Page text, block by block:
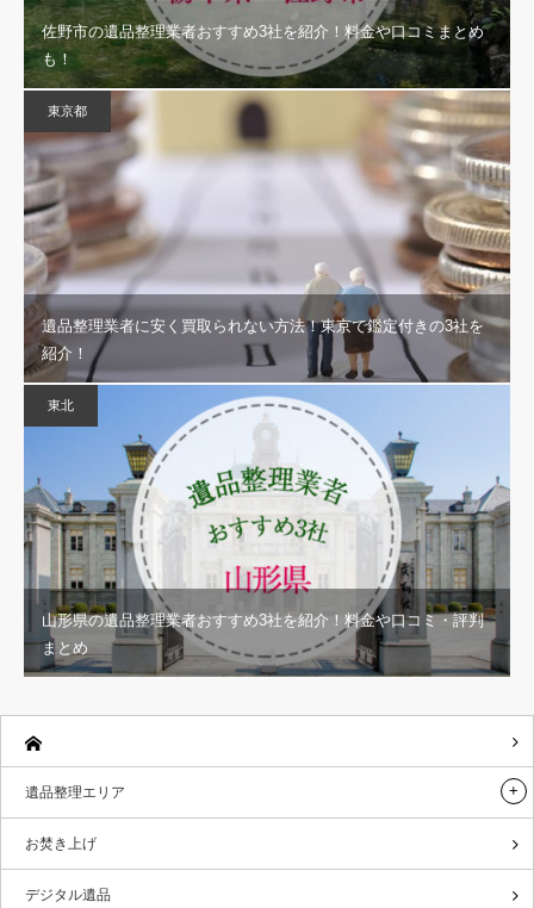
佐野市の遺品整理業者おすすめ3社を紹介！料金や口コミまとめ
も！
東京都
遺品整理業者に安く買取られない方法！東京で鑑定付きの3社を
紹介！
東北
山形県の遺品整理業者おすすめ3社を紹介！料金や口コミ・評判
まとめ
遺品整理エリア
お焚き上げ
デジタル遺品